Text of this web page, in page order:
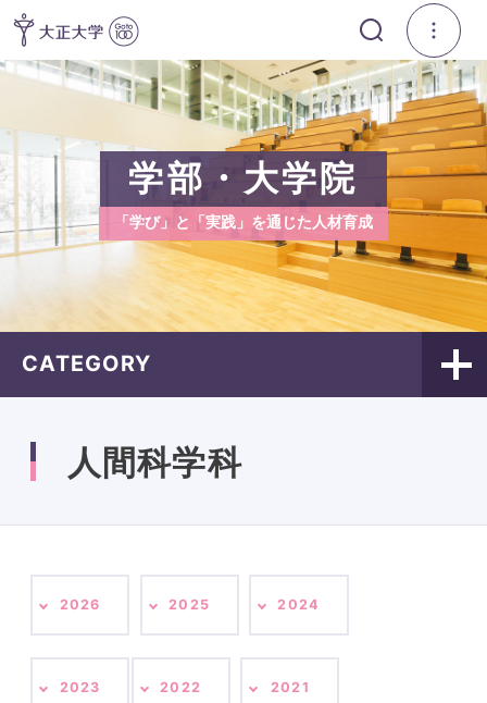
学部・大学院
「学び」と「実践」を通じた人材育成
CATEGORY
人間科学科
2026 2025 2024
2023 2022 2021